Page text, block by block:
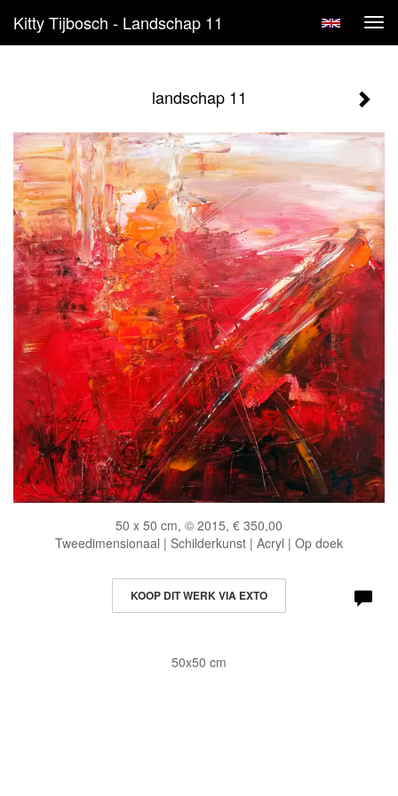
Kitty Tijbosch - Landschap 11
landschap 11
50 x 50 cm, © 2015, € 350,00
Tweedimensionaal | Schilderkunst | Acryl | Op doek
KOOP DIT WERK VIA EXTO
50x50 cm